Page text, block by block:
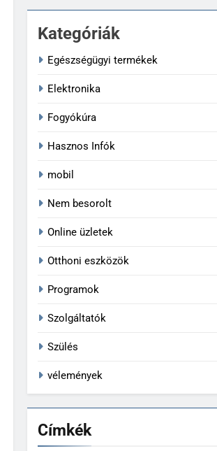
Kategóriák
Egészségügyi termékek
Elektronika
Fogyókúra
Hasznos Infók
mobil
Nem besorolt
Online üzletek
Otthoni eszközök
Programok
Szolgáltatók
Szülés
vélemények
Címkék